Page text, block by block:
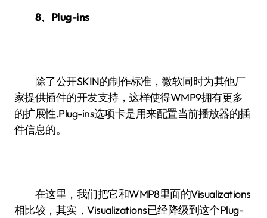
8、Plug-ins
除了公开SKIN的制作标准，微软同时为其他厂
家提供插件的开发支持，这样使得WMP9拥有更多
的扩展性.Plug-ins选项卡是用来配置当前播放器的插
件信息的。
在这里，我们把它和WMP8里面的Visualizations
相比较，其实，Visualizations已经降级到这个Plug-